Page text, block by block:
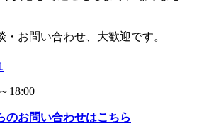
・お問い合わせ、大歓迎です。
18:00
のお問い合わせはこちら